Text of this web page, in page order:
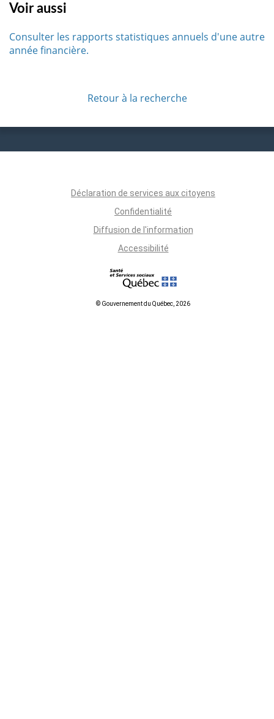
Voir aussi
Consulter les rapports statistiques annuels d'une autre
année financière.
Retour à la recherche
Déclaration de services aux citoyens
Confidentialité
Diffusion de l'information
Accessibilité
© Gouvernement du Québec, 2026